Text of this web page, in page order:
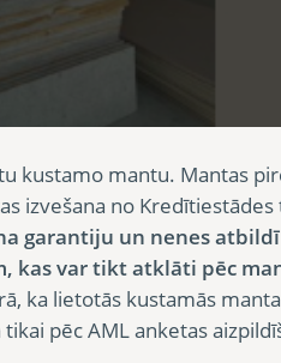
CEWOOD
€
kustamo mantu. Mantas
izvešana no
garantiju un nenes
kas var tikt atklāti pēc
ka lietotās kustamās
pēc AML anketas